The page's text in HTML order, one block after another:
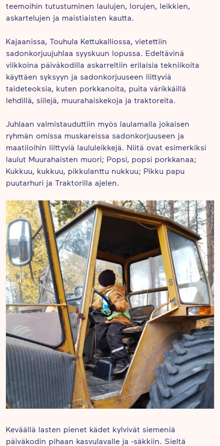
teemoihin tutustuminen laulujen, lorujen, leikkien,
askartelujen ja maistiaisten kautta.
Kajaanissa, Touhula Kettukalliossa, vietettiin
sadonkorjuujuhlaa syyskuun lopussa. Edeltävinä
viikkoina päiväkodilla askarreltiin erilaisia tekniikoita
käyttäen syksyyn ja sadonkorjuuseen liittyviä
taideteoksia, kuten porkkanoita, puita värikkäillä
lehdillä, siilejä, muurahaiskekoja ja traktoreita.
Juhlaan valmistauduttiin myös laulamalla jokaisen
ryhmän omissa muskareissa sadonkorjuuseen ja
maatiloihin liittyviä laululeikkejä. Niitä ovat esimerkiksi
laulut Muurahaisten muori; Popsi, popsi porkkanaa;
Kukkuu, kukkuu, pikkulanttu nukkuu; Pikku papu
puutarhuri ja Traktorilla ajelen.
Keväällä lasten pienet kädet kylvivät siemeniä
päiväkodin pihaan kasvulavalle ja -säkkiin. Sieltä